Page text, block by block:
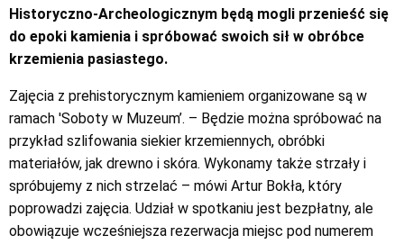
Historyczno-Archeologicznym będą mogli przenieść się
do epoki kamienia i spróbować swoich sił w obróbce
krzemienia pasiastego.
Zajęcia z prehistorycznym kamieniem organizowane są w
ramach 'Soboty w Muzeum’. – Będzie można spróbować na
przykład szlifowania siekier krzemiennych, obróbki
materiałów, jak drewno i skóra. Wykonamy także strzały i
spróbujemy z nich strzelać – mówi Artur Bokła, który
poprowadzi zajęcia. Udział w spotkaniu jest bezpłatny, ale
obowiązuje wcześniejsza rezerwacja miejsc pod numerem